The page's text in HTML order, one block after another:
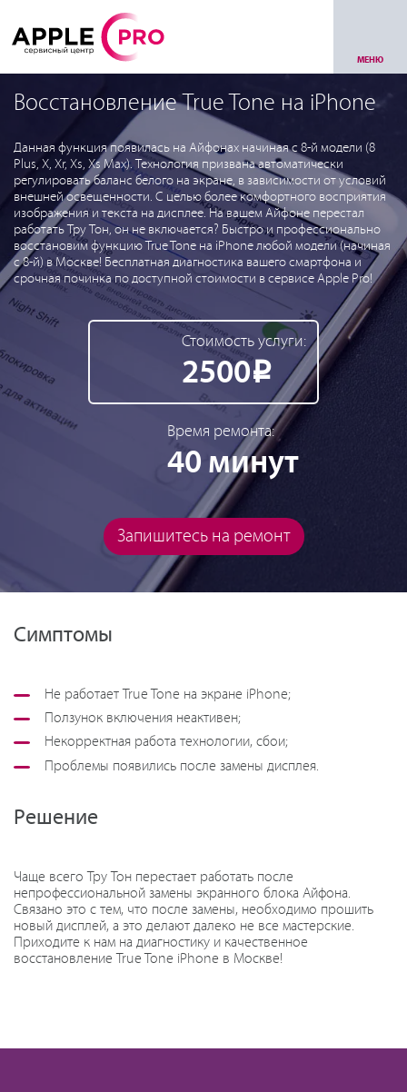
МЕНЮ
Восстановление True Tone на iPhone
Данная функция появилась на Айфонах начиная с 8-й модели (8
Plus, X, Xr, Xs, Xs Max). Технология призвана автоматически
регулировать баланс белого на экране, в зависимости от условий
внешней освещенности. С целью более комфортного восприятия
изображения и текста на дисплее. На вашем Айфоне перестал
работать Тру Тон, он не включается? Быстро и профессионально
восстановим функцию True Tone на iPhone любой модели (начиная
с 8-й) в Москве! Бесплатная диагностика вашего смартфона и
срочная починка по доступной стоимости в сервисе Apple Pro!
Стоимость услуги:
2500Р
Время ремонта:
40 минут
Запишитесь на ремонт
Симптомы
Не работает True Tone на экране iPhone;
Ползунок включения неактивен;
Некорректная работа технологии, сбои;
Проблемы появились после замены дисплея.
Решение
Чаще всего Тру Тон перестает работать после
непрофессиональной замены экранного блока Айфона.
Связано это с тем, что после замены, необходимо прошить
новый дисплей, а это делают далеко не все мастерские.
Приходите к нам на диагностику и качественное
восстановление True Tone iPhone в Москве!